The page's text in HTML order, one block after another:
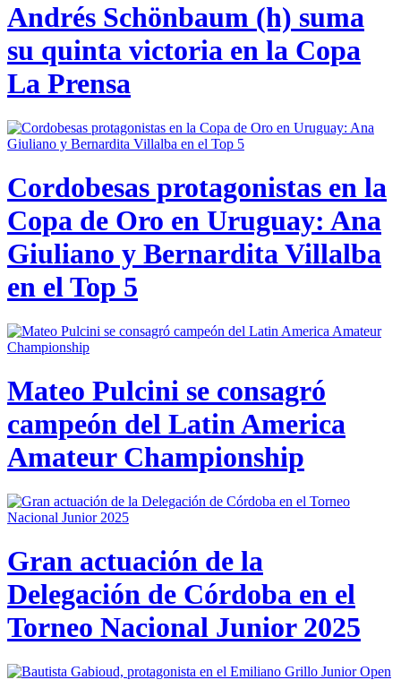
Andrés Schönbaum (h) suma
su quinta victoria en la Copa
La Prensa
Cordobesas protagonistas en la
Copa de Oro en Uruguay: Ana
Giuliano y Bernardita Villalba
en el Top 5
Mateo Pulcini se consagró
campeón del Latin America
Amateur Championship
Gran actuación de la
Delegación de Córdoba en el
Torneo Nacional Junior 2025